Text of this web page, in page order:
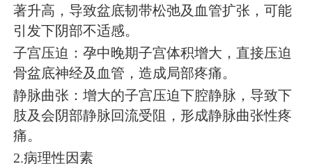
著升高，导致盆底韧带松弛及血管扩张，可能
引发下阴部不适感。
子宫压迫：孕中晚期子宫体积增大，直接压迫
骨盆底神经及血管，造成局部疼痛。
静脉曲张：增大的子宫压迫下腔静脉，导致下
肢及会阴部静脉回流受阻，形成静脉曲张性疼
痛。
2.病理性因素